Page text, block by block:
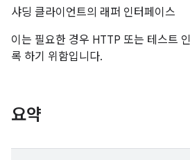
샤딩 클라이언트의 래퍼 인터페이스
이는 필요한 경우 HTTP 또는 테스트
록 하기 위함입니다.
요약